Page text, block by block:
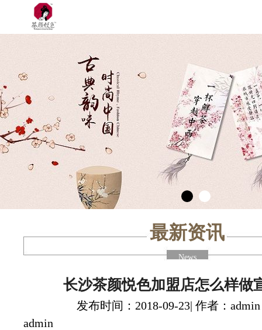
最新资讯
News
长沙茶颜悦色加盟店怎么样做
发布时间：2018-09-23| 作者：
admin